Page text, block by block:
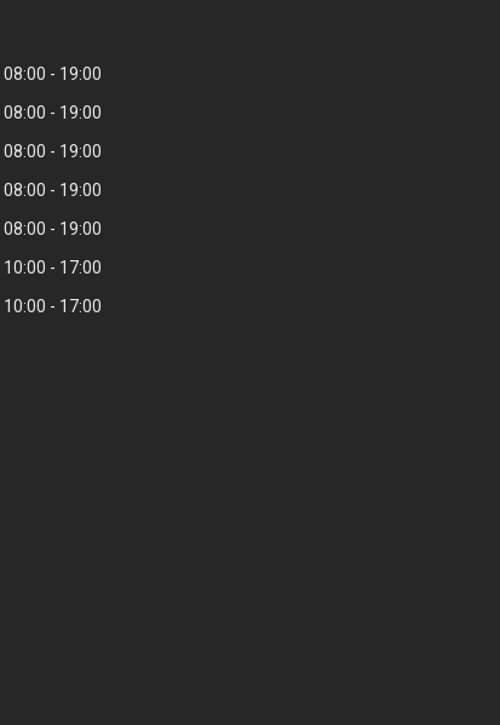
08:00
19:00
08:00
19:00
08:00
19:00
08:00
19:00
08:00
19:00
10:00
17:00
10:00 17:00